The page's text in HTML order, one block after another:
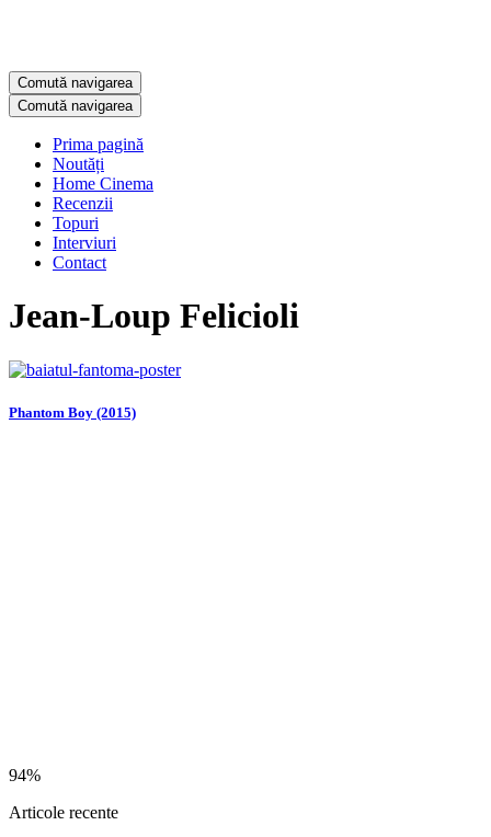
Comută navigarea
Comută navigarea
Prima pagină
Noutăți
Home Cinema
Recenzii
Topuri
Interviuri
Contact
Jean-Loup Felicioli
Phantom Boy (2015)
94%
Articole recente